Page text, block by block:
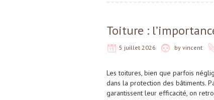
Toiture :
5 juillet 2026 by vincent
Les toitures, bien que parfois
dans la protection des bâtiments.
garantissent leur efficacité, on